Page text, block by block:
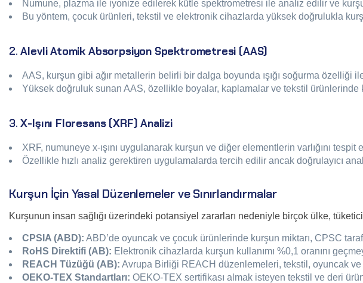
Numune, plazma ile iyonize edilerek kütle spektrometresi ile analiz edilir ve
Bu yöntem, çocuk ürünleri, tekstil ve elektronik cihazlarda yüksek doğrulukla
2.Alevli Atomik Absorpsiyon Spektrometresi (AAS)
AAS, kurşun gibi ağır metallerin belirli bir dalga boyunda ışığı soğurma özelliği
Yüksek doğruluk sunan AAS, özellikle boyalar, kaplamalar ve tekstil ürünlerinde
3.X-Işını Floresans (XRF) Analizi
XRF, numuneye x-ışını uygulanarak kurşun ve diğer elementlerin varlığını tespit
Özellikle hızlı analiz gerektiren uygulamalarda tercih edilir ancak doğrulayıcı
Kurşun İçin Yasal Düzenlemeler ve Sınırlandırmalar
Kurşunun insan sağlığı üzerindeki potansiyel zararları nedeniyle birçok ülke,
CPSIA (ABD): ABD’de oyuncak ve çocuk ürünlerinde kurşun miktarı, CPSC
RoHS Direktifi (AB): Elektronik cihazlarda kurşun kullanımı %0,1 oranını
REACH Tüzüğü (AB): Avrupa Birliği REACH düzenlemeleri, tekstil, oyuncak ve
OEKO-TEX Standartları: OEKO-TEX sertifikası almak isteyen tekstil ve deri